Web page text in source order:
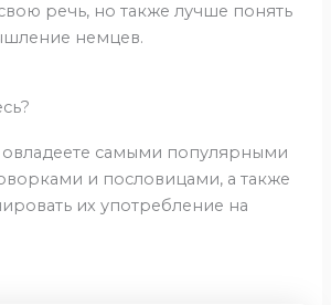
речь, но также лучше понять
немцев.
овладеете самыми популярными
и пословицами, а также
их употребление на